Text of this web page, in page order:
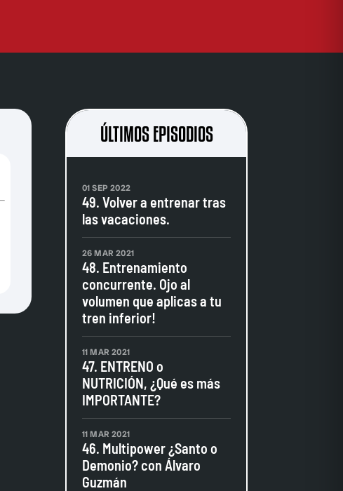
ÚLTIMOS EPISODIOS
01 SEP 2022
49. Volver a entrenar tras
las vacaciones.
26 MAR 2021
48. Entrenamiento
concurrente. Ojo al
volumen que aplicas a tu
tren inferior!
11 MAR 2021
47. ENTRENO o
NUTRICIÓN, ¿Qué es más
IMPORTANTE?
11 MAR 2021
46. Multipower ¿Santo o
Demonio? con Álvaro
Guzmán